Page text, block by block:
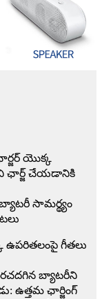
యొక్క
ఛార్జ్ చేయడానికి
సామర్థ్యం
ఉపరితలంపై గీతలు
బ్యాటరీని
ఉత్తమ ఛార్జింగ్